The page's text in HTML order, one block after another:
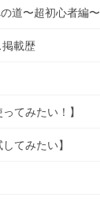
道〜超初心者編〜
掲載歴
てみたい！】
てみたい】